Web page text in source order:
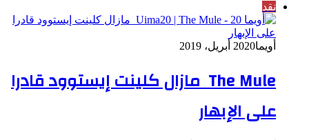
نقد
أويما2020 أبريل، 2019
The Mule مازال كلينت إيستوود قادرا
على الإبهار